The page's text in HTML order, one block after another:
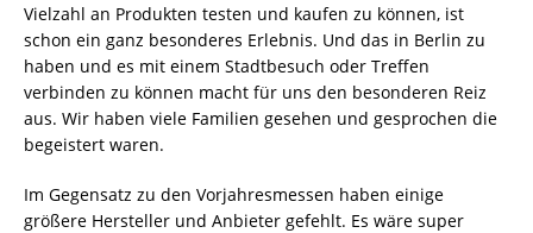
Vielzahl an Produkten testen und kaufen zu können, ist
schon ein ganz besonderes Erlebnis. Und das in Berlin zu
haben und es mit einem Stadtbesuch oder Treffen
verbinden zu können macht für uns den besonderen Reiz
aus. Wir haben viele Familien gesehen und gesprochen die
begeistert waren.
Im Gegensatz zu den Vorjahresmessen haben einige
größere Hersteller und Anbieter gefehlt. Es wäre super